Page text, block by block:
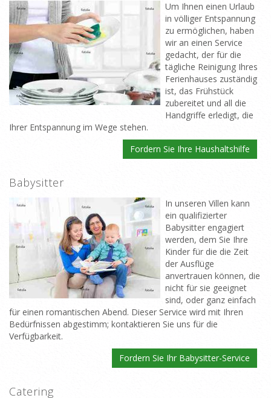
Um Ihnen einen Urlaub
in völliger Entspannung
zu ermöglichen, haben
wir an einen Service
gedacht, der für die
tägliche Reinigung Ihres
Ferienhauses zuständig
ist, das Frühstück
zubereitet und all die
Handgriffe erledigt, die
Ihrer Entspannung im Wege stehen.
Fordern Sie Ihre Haushaltshilfe
Babysitter
In unseren Villen kann
ein qualifizierter
Babysitter engagiert
werden, dem Sie Ihre
Kinder für die die Zeit
der Ausflüge
anvertrauen können, die
nicht für sie geeignet
sind, oder ganz einfach
für einen romantischen Abend. Dieser Service wird mit Ihren
Bedürfnissen abgestimm; kontaktieren Sie uns für die
Verfügbarkeit.
Fordern Sie Ihr Babysitter-Service
Catering